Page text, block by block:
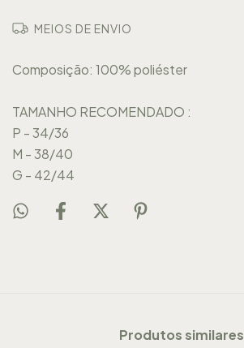
MEIOS DE ENVIO
Composição: 100% poliéster
TAMANHO RECOMENDADO :
P - 34/36
M - 38/40
G - 42/44
Produtos similares